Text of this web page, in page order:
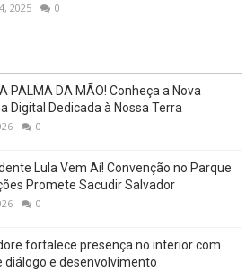
2025 0
PALMA DA MÃO! Conheça a Nova
Digital Dedicada à Nossa Terra
0
Lula Vem Aí! Convenção no Parque
Promete Sacudir Salvador
0
fortalece presença no interior com
diálogo e desenvolvimento